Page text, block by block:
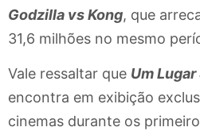
Godzilla vs Kong, que
31,6 milhões no mesmo
Vale ressaltar que Um
encontra em exibição
cinemas durante os